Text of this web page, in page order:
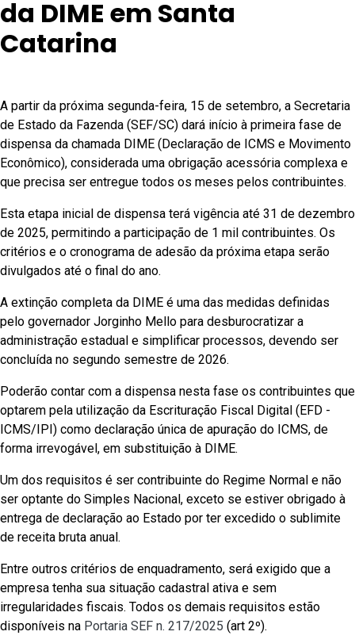
da DIME em Santa
Catarina
A partir da próxima segunda-feira, 15 de setembro, a Secretaria
de Estado da Fazenda (SEF/SC) dará início à primeira fase de
dispensa da chamada DIME (Declaração de ICMS e Movimento
Econômico), considerada uma obrigação acessória complexa e
que precisa ser entregue todos os meses pelos contribuintes.
Esta etapa inicial de dispensa terá vigência até 31 de dezembro
de 2025, permitindo a participação de 1 mil contribuintes. Os
critérios e o cronograma de adesão da próxima etapa serão
divulgados até o final do ano.
A extinção completa da DIME é uma das medidas definidas
pelo governador Jorginho Mello para desburocratizar a
administração estadual e simplificar processos, devendo ser
concluída no segundo semestre de 2026.
Poderão contar com a dispensa nesta fase os contribuintes que
optarem pela utilização da Escrituração Fiscal Digital (EFD -
ICMS/IPI) como declaração única de apuração do ICMS, de
forma irrevogável, em substituição à DIME.
Um dos requisitos é ser contribuinte do Regime Normal e não
ser optante do Simples Nacional, exceto se estiver obrigado à
entrega de declaração ao Estado por ter excedido o sublimite
de receita bruta anual.
Entre outros critérios de enquadramento, será exigido que a
empresa tenha sua situação cadastral ativa e sem
irregularidades fiscais. Todos os demais requisitos estão
disponíveis na Portaria SEF n. 217/2025 (art 2º).